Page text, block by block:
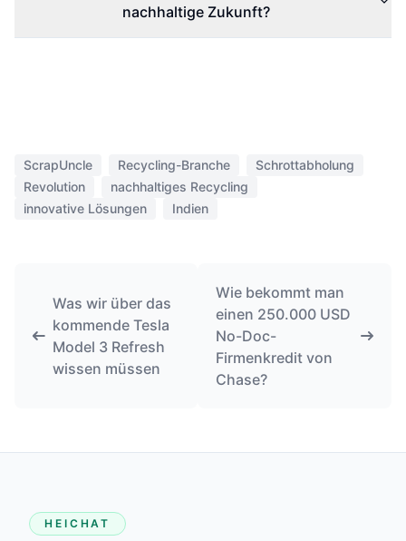
nachhaltige Zukunft?
ScrapUncle Recycling-Branche
Schrottabholung
Revolution
nachhaltiges Recycling
innovative Lösungen
Indien
Was wir über das
kommende Tesla
Model 3 Refresh
wissen müssen
Wie bekommt man
einen 250.000 USD
No-Doc-
Firmenkredit von
Chase?
HEICHAT